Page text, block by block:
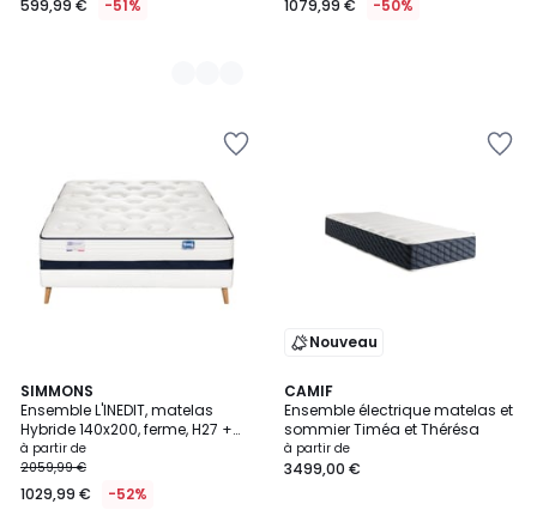
599,99 € -51% 1079,99 € -50%
SIMMONS
Ensemble L'INEDIT, matelas
Hybride 140x200, ferme, H27 +
sommier
à partir de
2059,99 €
1029,99 € -52%
Nouveau
CAMIF
Ensemble électrique matelas et
sommier Timéa et Thérésa
à partir de
3499,00 €